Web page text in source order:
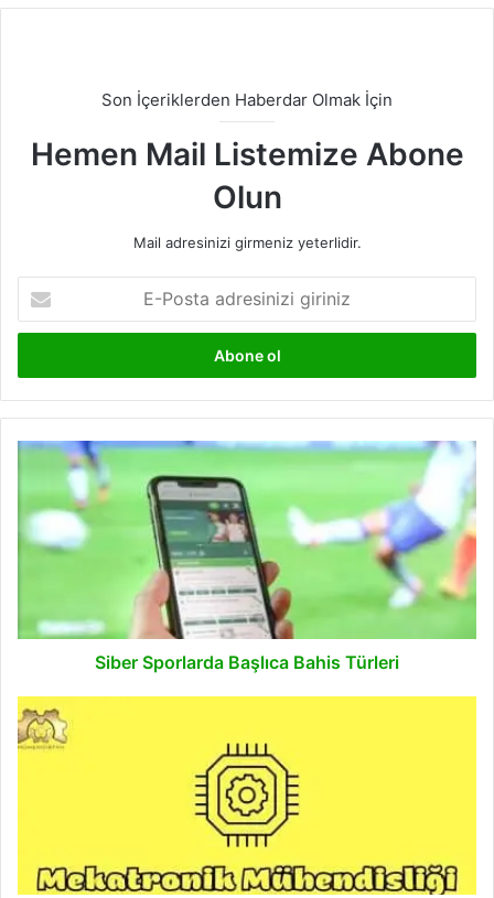
Son İçeriklerden Haberdar Olmak İçin
Hemen Mail Listemize Abone
Olun
Mail adresinizi girmeniz yeterlidir.
Posta
adresinizi
Siber
Sporlarda
Başlıca
Bahis
Türleri
Siber Sporlarda Başlıca Bahis Türleri
Mekatronik
Mühendisliği
Dersleri